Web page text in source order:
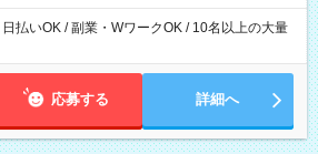
払いOK / 副業・WワークOK / 10名以上の大量
応募する 詳細へ